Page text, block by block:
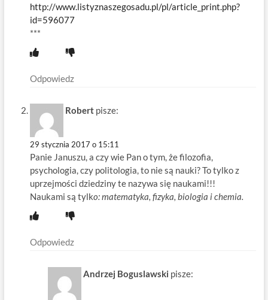
http://www.listyznaszegosadu.pl/pl/article_print.php?
id=596077
***
Odpowiedz
Robert pisze:
29 stycznia 2017 o 15:11
Panie Januszu, a czy wie Pan o tym, że filozofia,
psychologia, czy politologia, to nie są nauki? To tylko z
uprzejmości dziedziny te nazywa się naukami!!!
Naukami są tylko: matematyka, fizyka, biologia i chemia.
Odpowiedz
Andrzej Boguslawski pisze: